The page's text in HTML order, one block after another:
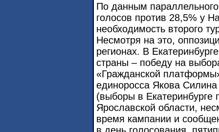
По данным
голосов против 28,5% у
необходимость второго
Несмотря на это,
регионах. В
страны – победу на
«Гражданской
единоросса Якова
(выборы в Екатеринбурге
Ярославской области,
время кампании и